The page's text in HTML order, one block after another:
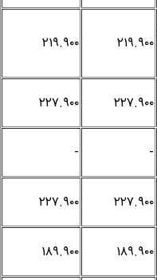
۲۱۹.۹۰۰ ۲۱۹.۹۰۰
۲۲۷.۹۰۰ ۲۲۷.۹۰۰
-
-
۲۲۷.۹۰۰ ۲۲۷.۹۰۰
۱۸۹.۹۰۰ ۱۸۹.۹۰۰